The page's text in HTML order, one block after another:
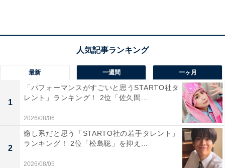
莉子さんの商品をAmazonで見る
最新 一週間 一ヶ月
1
「パフォーマンスがすごいと思うSTARTO社タ
レント」ランキング！ 2位「佐久間...
2026/08/06
2
癒し系だと思う「STARTO社の若手タレント」
ランキング！ 2位「松島聡」を抑え...
2026/08/05